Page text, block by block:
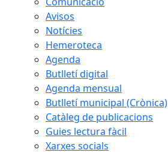
Avisos
Notícies
Hemeroteca
Agenda
Butlletí digital
Agenda mensual
Butlletí municipal (Crònica)
Catàleg de publicacions
Guies lectura fàcil
Xarxes socials